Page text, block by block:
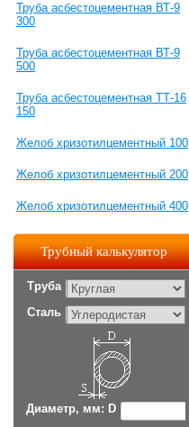
Труба асбестоцементная ВТ-9
300
Труба асбестоцементная ВТ-9
500
Труба асбестоцементная ТТ-16
150
Желоб хризотилцементный 100
Желоб хризотилцементный 200
Желоб хризотилцементный 400
Трубный калькулятор
Труба
Сталь
Диаметр, мм: D